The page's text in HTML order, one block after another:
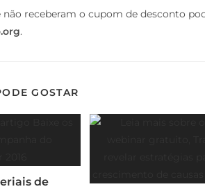
não receberam o cupom de desconto
.
GOSTAR
de